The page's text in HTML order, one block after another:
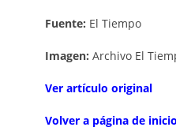
Fuente: El Tiempo
Imagen: Archivo El
Ver artículo original
Volver a página de inicio